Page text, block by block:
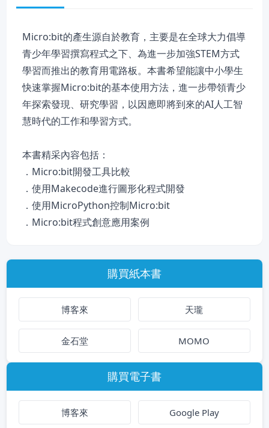
Micro:bit的產生源自於教育，主要是在全球大力倡導
青少年學習撰寫程式之下、為進一步加強STEM方式
學習而推出的教育用電路板。本書希望能讓中小學生
快速掌握Micro:bit的基本使用方法，進一步帶領青少
年探索發現、研究學習，以因應即將到來的AI人工智
慧時代的工作和學習方式。
本書精采內容包括：
．Micro:bit開發工具比較
．使用Makecode進行圖形化程式開發
．使用MicroPython控制Micro:bit
．Micro:bit程式創意應用案例
購買紙本書
博客來 天瓏
金石堂 MOMO
購買電子書
博客來 Google Play